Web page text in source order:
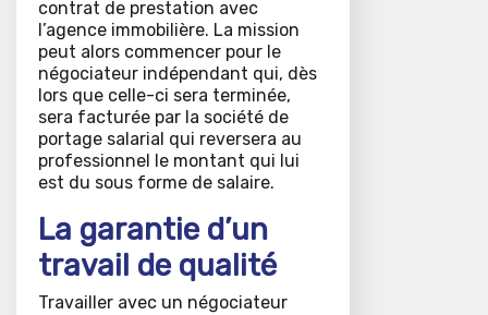
contrat de prestation avec
l’agence immobilière. La mission
peut alors commencer pour le
négociateur indépendant qui, dès
lors que celle-ci sera terminée,
sera facturée par la société de
portage salarial qui reversera au
professionnel le montant qui lui
est du sous forme de salaire.
La garantie d’un
travail de qualité
Travailler avec un négociateur